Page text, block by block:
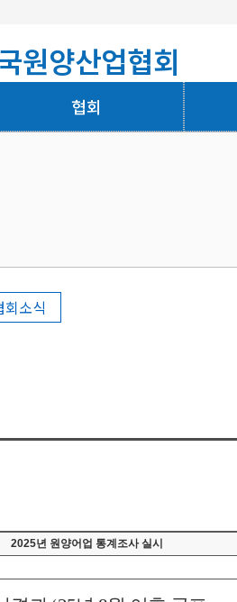
원양산업협회
협회
회소식
2025년 원양어업 통계조사 실시